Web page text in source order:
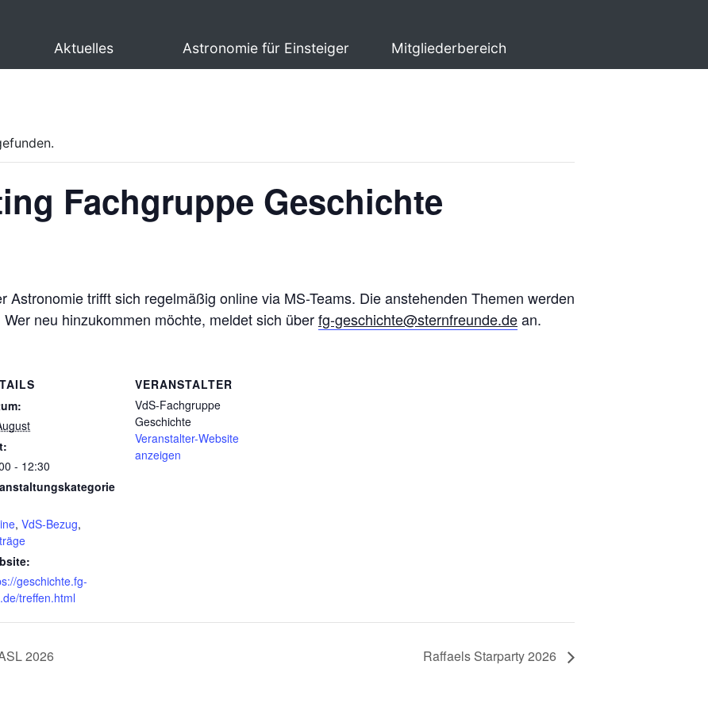
Aktuelles Astronomie für Einsteiger Mitgliederbereich
Fachgruppe Geschichte
Astronomie trifft sich regelmäßig online via MS-Teams. Die anstehenden Themen werden
neu hinzukommen möchte, meldet sich überfg-geschichte@sternfreunde.dean.
- 12:30
, VdS-Bezug,
geschichte.fg-
treffen.html
VERANSTALTER
VdS-Fachgruppe
Geschichte
Veranstalter-Website
anzeigen
2026 Raffaels Starparty 2026